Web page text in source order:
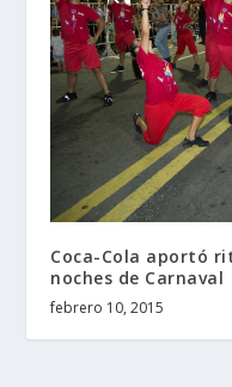
Coca-Cola aportó
noches de Carnaval
febrero 10, 2015